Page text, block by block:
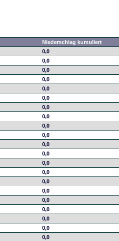
Niederschlag kumuliert
0,0
0,0
0,0
0,0
0,0
0,0
0,0
0,0
0,0
0,0
0,0
0,0
0,0
0,0
0,0
0,0
0,0
0,0
0,0
0,0
0,0